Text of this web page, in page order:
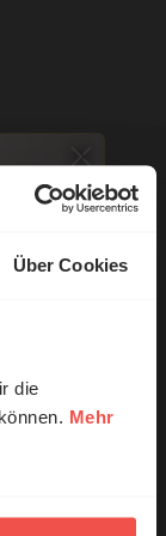
Über Cookies
die
Mehr